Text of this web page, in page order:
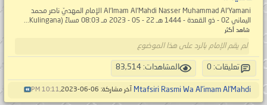
Al’Imam Al’Mahdi Nasser Muhammad Al’Yamani الإمام المهديّ ناصر محمد
اليماني 02 - ذو القعدة - 1444 هـ 22 - 05 - 2023 مـ 08:03 مساءً (Kulingana...
شاهد أكثر
لم يقم الإمام بالرد على هذا الموضوع
تعليقات: 0 المشاهدات: 83,514
Mtafsiri Rasmi Wa Al’imam Al’Mahdi آخر مشاركة: 06-06-2023, 10:11 PM